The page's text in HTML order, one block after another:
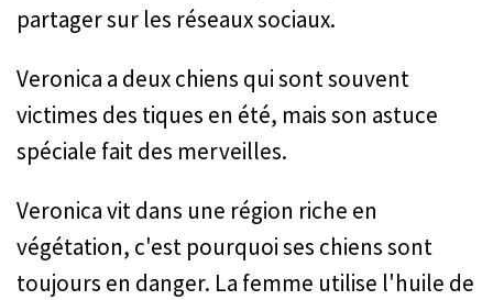
partager sur les réseaux sociaux.
Veronica a deux chiens qui sont souvent
victimes des tiques en été, mais son astuce
spéciale fait des merveilles.
Veronica vit dans une région riche en
végétation, c'est pourquoi ses chiens sont
toujours en danger. La femme utilise l'huile de